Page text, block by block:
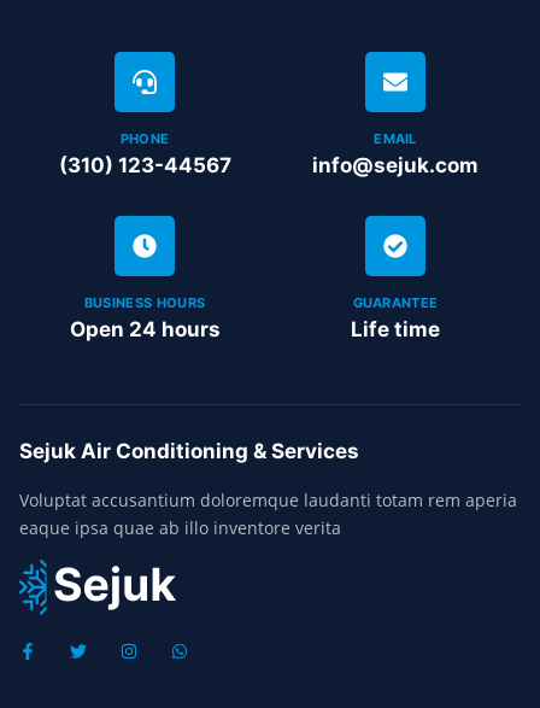
PHONE
(310) 123-44567
EMAIL
info@sejuk.com
BUSINESS HOURS
Open 24 hours
GUARANTEE
Life time
Sejuk Air Conditioning & Services
Voluptat accusantium doloremque laudanti totam rem aperia
eaque ipsa quae ab illo inventore verita